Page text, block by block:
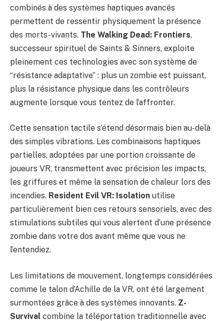
combinés à des systèmes haptiques avancés
permettent de ressentir physiquement la présence
des morts-vivants. The Walking Dead: Frontiers,
successeur spirituel de Saints & Sinners, exploite
pleinement ces technologies avec son système de
“résistance adaptative” : plus un zombie est puissant,
plus la résistance physique dans les contrôleurs
augmente lorsque vous tentez de l’affronter.
Cette sensation tactile s’étend désormais bien au-delà
des simples vibrations. Les combinaisons haptiques
partielles, adoptées par une portion croissante de
joueurs VR, transmettent avec précision les impacts,
les griffures et même la sensation de chaleur lors des
incendies. Resident Evil VR: Isolation utilise
particulièrement bien ces retours sensoriels, avec des
stimulations subtiles qui vous alertent d’une présence
zombie dans votre dos avant même que vous ne
l’entendiez.
Les limitations de mouvement, longtemps considérées
comme le talon d’Achille de la VR, ont été largement
surmontées grâce à des systèmes innovants. Z-
Survival combine la téléportation traditionnelle avec